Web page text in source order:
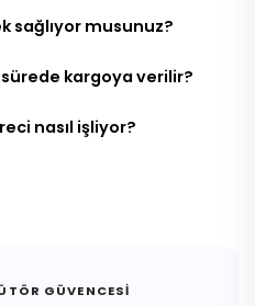
sağlıyor musunuz?
kargoya verilir?
nasıl işliyor?
GÜVENCESI